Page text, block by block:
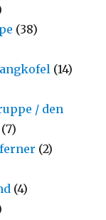
(38)
(14)
/ den
(7)
(2)
(4)